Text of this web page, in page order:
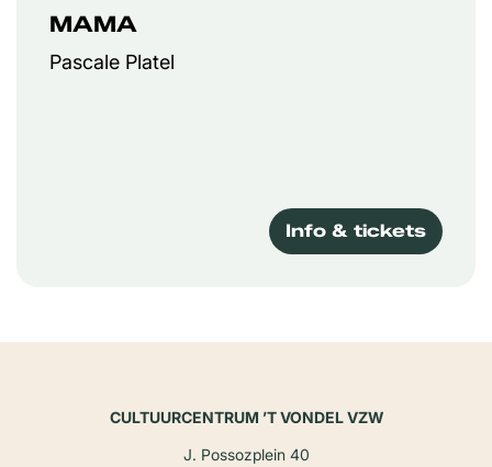
MAMA
Pascale Platel
Info & tickets
CULTUURCENTRUM ’T VONDEL VZW
J. Possozplein 40